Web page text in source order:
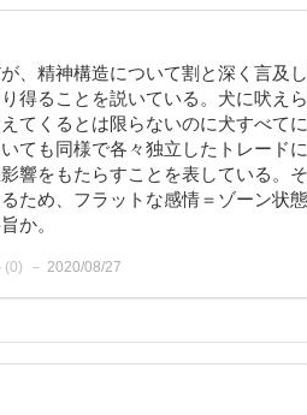
、精神構造について割と深く言及
得ることを説いている。犬に吠え
てくるとは限らないのに犬すべて
ても同様で各々独立したトレード
響をもたらすことを表している。
ため、フラットな感情＝ゾーン状
か。
(0) 2020/08/27